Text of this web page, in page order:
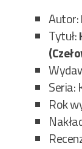
Autor:
Tytuł:
Seria:
Rok